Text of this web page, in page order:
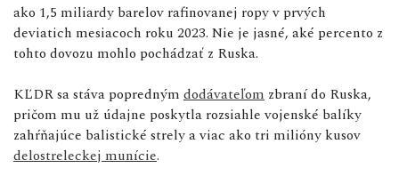
ako 1,5 miliardy barelov rafinovanej ropy v prvých
deviatich mesiacoch roku 2023. Nie je jasné, aké percento z
tohto dovozu mohlo pochádzať z Ruska.
KĽDR sa stáva popredným dodávateľom zbraní do Ruska,
pričom mu už údajne poskytla rozsiahle vojenské balíky
zahŕňajúce balistické strely a viac ako tri milióny kusov
delostreleckej munície.